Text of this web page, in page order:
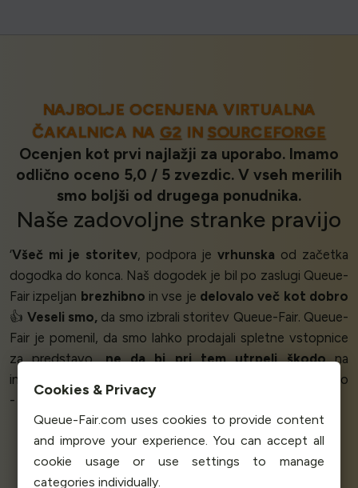
NAJBOLJE OCENJENA VIRTUALNA
ČAKALNICA NA G2 IN SOURCEFORGE
Ocenjen kot prvi najlažji za uporabo. Imamo
odlično oceno 5,0 / 5 zvezdic. V vseh merilih
smo boljši od drugega ponudnika.
Naše zadovoljne stranke pravijo
‘Všeč mi je storitev, podpora jevrhunska od začetka
dogodka do konca. Naš dogodek je bil po zaslugi Queue-
Fair izpeljan brezhibno in vse je delovalo več kot dobro
👍 Veseli smo, da smo izbrali storitev Queue-Fair. Queue-
Fair je pomenil, da smo lahko prodajali spletne vstopnice
za predstavo,ne da bi pri tem utrpeli škodona
infrastrukturi in padli. Ni ničesar, kar bi nam bilo neprijetno
- storitev je na
splošno odlična
Guram Adamia - Ticketing
Cookies & Privacy
Queue-Fair.com uses cookies to provide content
and improve your experience. You can accept all
cookie usage or use settings to manage
categories individually.